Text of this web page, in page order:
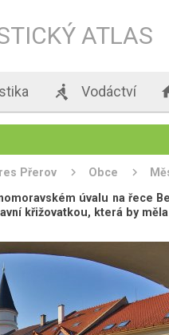
ATLAS
 Vodáctví
Přerov Obce
úvalu na řece
křižovatkou, která by